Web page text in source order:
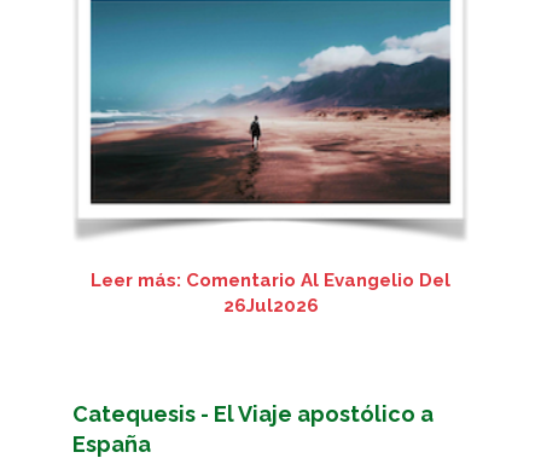
Leer más: Comentario Al Evangelio Del
26Jul2026
Catequesis - El Viaje apostólico a
España